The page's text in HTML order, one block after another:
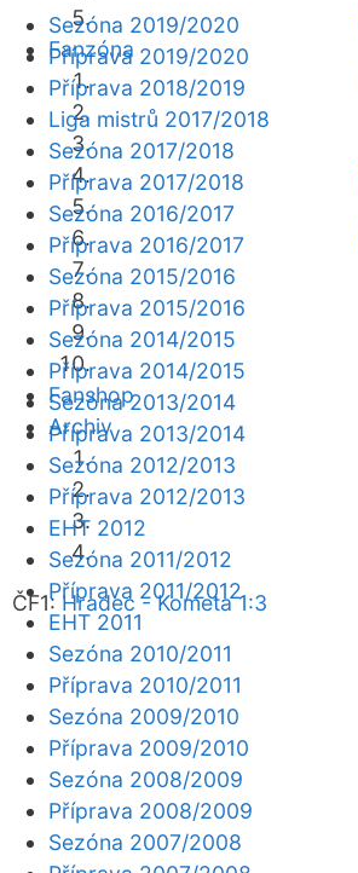
Fanzóna
Fanshop
Archiv
ČF1: Hradec - Kometa 1:3
Sezóna 2019/2020
Příprava 2019/2020
Příprava 2018/2019
Liga mistrů 2017/2018
Sezóna 2017/2018
Příprava 2017/2018
Sezóna 2016/2017
Příprava 2016/2017
Sezóna 2015/2016
Příprava 2015/2016
Sezóna 2014/2015
Příprava 2014/2015
Sezóna 2013/2014
Příprava 2013/2014
Sezóna 2012/2013
Příprava 2012/2013
EHT 2012
Sezóna 2011/2012
Příprava 2011/2012
EHT 2011
Sezóna 2010/2011
Příprava 2010/2011
Sezóna 2009/2010
Příprava 2009/2010
Sezóna 2008/2009
Příprava 2008/2009
Sezóna 2007/2008